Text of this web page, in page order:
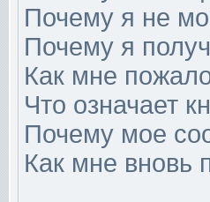
Почему я не
Почему я
Как мне
Что означает
Почему мое
Как мне вновь